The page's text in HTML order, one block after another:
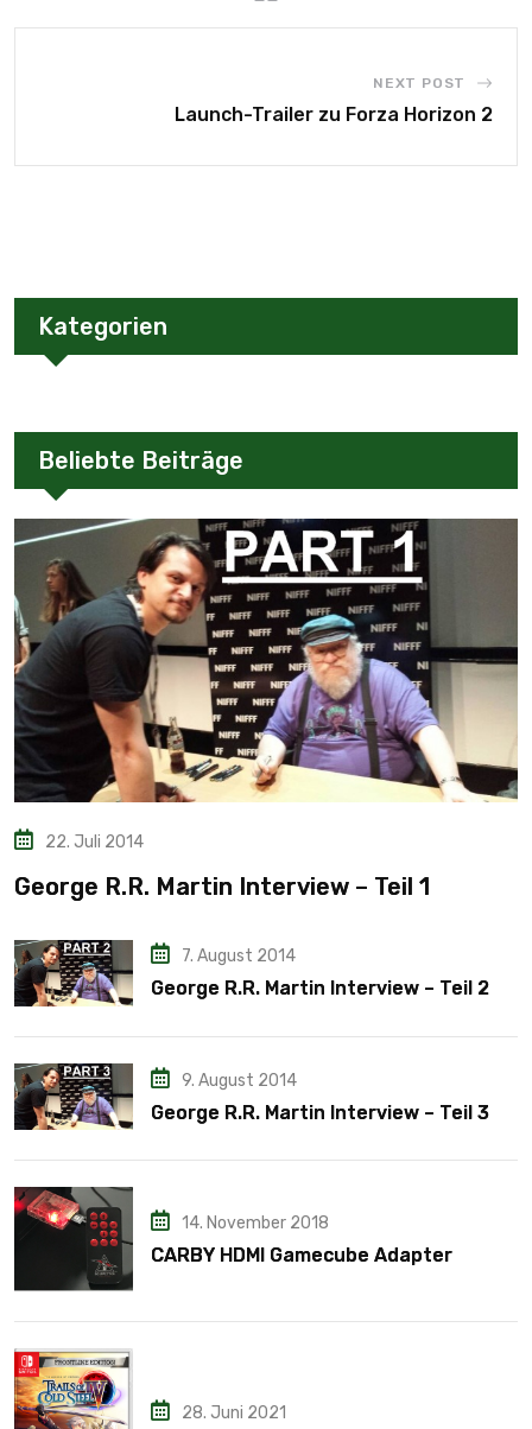
NEXT POST
Launch-Trailer zu Forza Horizon 2
Kategorien
Beliebte Beiträge
22. Juli 2014
George R.R. Martin Interview – Teil 1
7. August 2014
George R.R. Martin Interview – Teil 2
9. August 2014
George R.R. Martin Interview – Teil 3
14. November 2018
CARBY HDMI Gamecube Adapter
28. Juni 2021